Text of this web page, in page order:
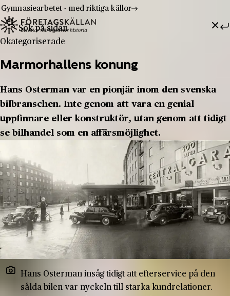
Hoppa till innehåll
Till innehåll
Gymnasiearbetet - med riktiga källor
Sök efter:
Okategoriserade
Marmorhallens konung
Hans Osterman var en pionjär inom den svenska
bilbranschen. Inte genom att vara en genial
uppfinnare eller konstruktör, utan genom att tidigt
se bilhandel som en affärsmöjlighet.
Hans Osterman insåg tidigt att efterservice på den
sålda bilen var nyckeln till starka kundrelationer.